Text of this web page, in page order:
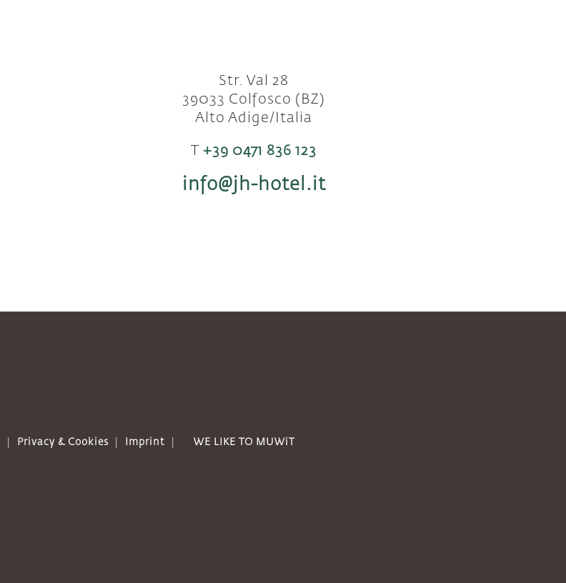
Str. Val 28
39033 Colfosco (BZ)
Alto Adige/Italia
+39 0471 836 123
info@jh-hotel.it
Privacy & Cookies Imprint WE LIKE TO MUWiT